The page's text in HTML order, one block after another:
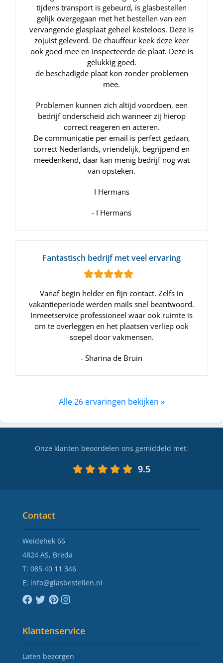
tijdens transport is gebeurd, is glasbestellen
gelijk overgegaan met het bestellen van een
vervangende glasplaat geheel kosteloos. Deze is
zojuist geleverd. De chauffeur keek deze keer
ook goed mee en inspecteerde de plaat. Deze is
gelukkig goed.
de beschadigde plaat kon zonder problemen
mee.
Problemen kunnen zich altijd voordoen, een
bedrijf onderscheid zich wanneer zij hierop
correct reageren en acteren.
De communicatie per email is perfect gedaan,
correct Nederlands, vriendelijk, begrijpend en
meedenkend, daar kan menig bedrijf nog wat
van opsteken.
I Hermans
- I Hermans
Fantastisch bedrijf met veel ervaring
Vanaf begin helder en fijn contact. Zelfs in
vakantieperiode werden mails snel beantwoord.
Inmeetservice professioneel waar ook ruimte is
om te overleggen en het plaatsen verliep ook
soepel door vakmensen.
- Sharina de Bruin
Alle 26 ervaringen bekijken »
Onze klanten beoordelen ons gemiddeld met:
9.5
Contact
Weidehek 66
4824 AS, Breda
T: 085 40 11 346
E: info@glasbestellen.nl
Klantenservice
Laten bezorgen